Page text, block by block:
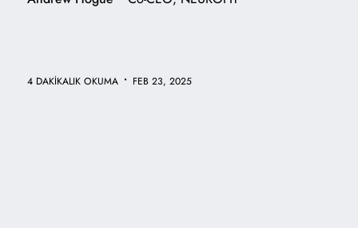
4 DAKİKALIK OKUMA • FEB 23, 2025